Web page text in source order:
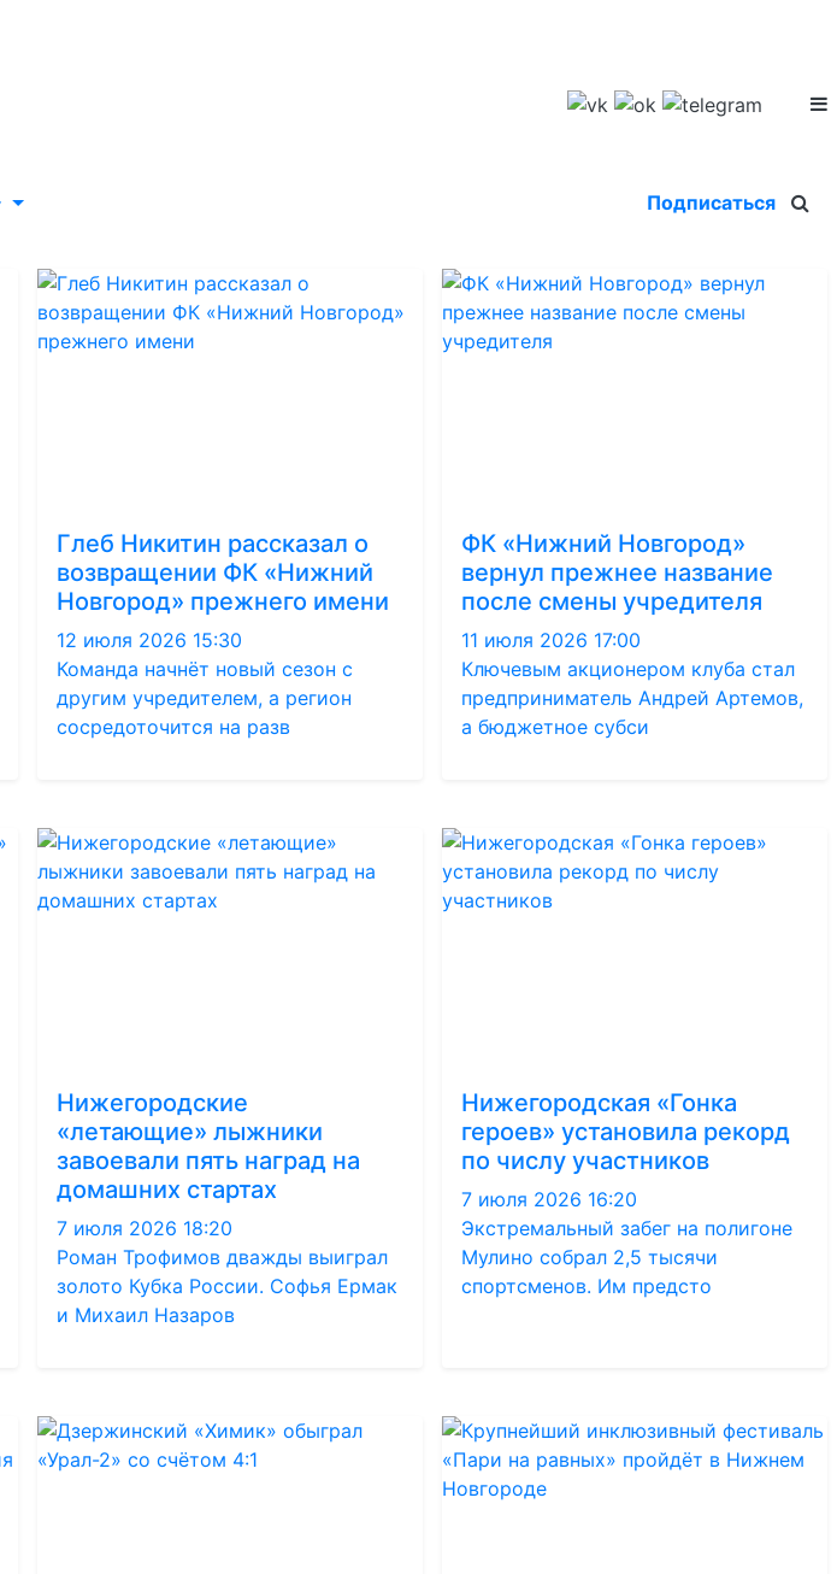
Подписаться
Глеб Никитин рассказал о
возвращении ФК «Нижний
Новгород» прежнего имени
12 июля 2026 15:30
Команда начнёт новый сезон с
другим учредителем, а регион
сосредоточится на разв
ФК «Нижний Новгород»
вернул прежнее название
после смены учредителя
11 июля 2026 17:00
Ключевым акционером клуба стал
предприниматель Андрей Артемов,
а бюджетное субси
Нижегородские
«летающие» лыжники
завоевали пять наград на
домашних стартах
7 июля 2026 18:20
Роман Трофимов дважды выиграл
золото Кубка России. Софья Ермак
и Михаил Назаров
Нижегородская «Гонка
героев» установила рекорд
по числу участников
7 июля 2026 16:20
Экстремальный забег на полигоне
Мулино собрал 2,5 тысячи
спортсменов. Им предсто